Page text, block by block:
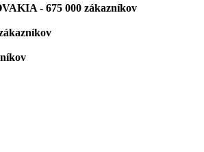
- 675 000 zákazníkov